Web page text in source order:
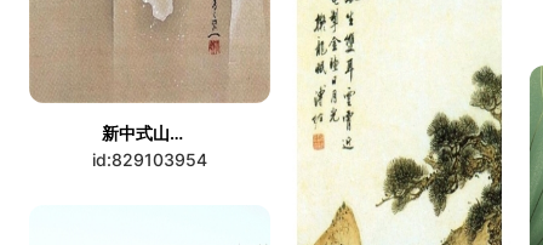
新中式山水画
id:829103954